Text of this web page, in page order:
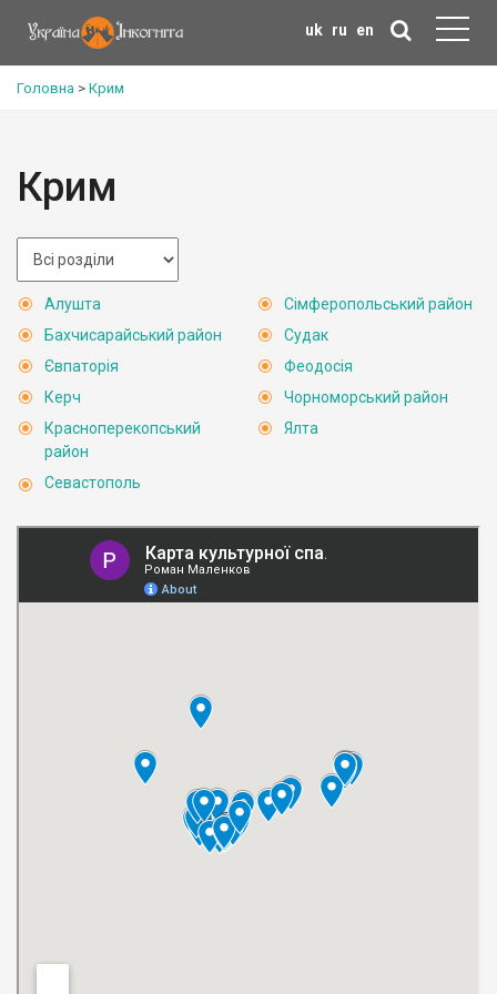
uk ru en
Головна > Крим
Крим
Алушта
Бахчисарайський район
Євпаторія
Керч
Красноперекопський
район
Севастополь
Сімферопольський район
Судак
Феодосія
Чорноморський район
Ялта